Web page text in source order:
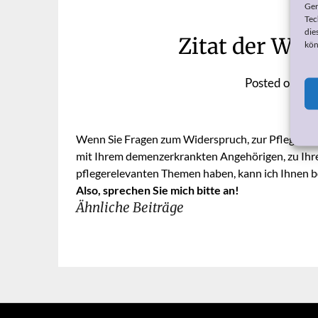
Zitat der
Posted on
Wenn Sie Fragen zum Widerspruch, zur
mit Ihrem demenzerkrankten Angehörigen, zu
pflegerelevanten Themen haben, kann ich Ihnen
Also, sprechen Sie mich bitte an!
Ähnliche Beiträge